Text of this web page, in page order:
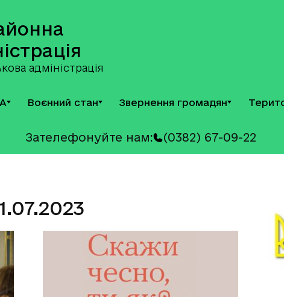
адміністрація
Воєнний стан Звернення громадян
Зателефонуйте нам: (0382) 67-09-22